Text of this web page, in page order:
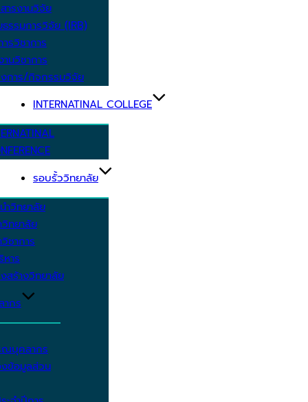
ารงานวิจัย
รรมการวิจัย (IRB)
รวิชาการ
นวิชาการ
งการ/กิจกรรมวิจัย
INTERNATINAL COLLEGE
รอบรั้ววิทยาลัย
ำวิทยาลัย
ทยาลัย
ชาการ
าร
สร้างวิทยาลัย
กร
ณบุคลากร
ข้อมูลส่วน